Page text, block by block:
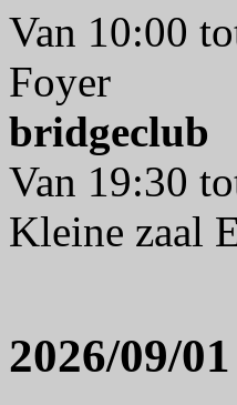
Van 10:00
Foyer
bridgeclub
Van 19:30
Kleine zaal
2026/09/01